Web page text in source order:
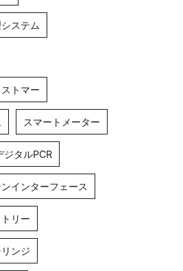
ステム
トマー
スマートメーター
ジタルPCR
インターフェース
リー
ンジ